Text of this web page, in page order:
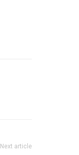
Next article